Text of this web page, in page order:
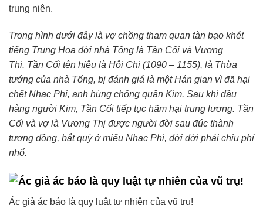
trung niên.
Trong hình dưới đây là vợ chồng tham quan tàn bạo khét
tiếng Trung Hoa đời nhà Tống là Tần Cối và Vương
Thị. Tần Cối tên hiệu là Hội Chi (1090 – 1155), là Thừa
tướng của nhà Tống, bị đánh giá là một Hán gian vì đã hại
chết Nhạc Phi, anh hùng chống quân Kim. Sau khi đầu
hàng người Kim, Tần Cối tiếp tục hãm hại trung lương. Tần
Cối và vợ là Vương Thị được người đời sau đúc thành
tượng đồng, bắt quỳ ở miếu Nhạc Phi, đời đời phải chịu phỉ
nhổ.
Ác giả ác báo là quy luật tự nhiên của vũ trụ!